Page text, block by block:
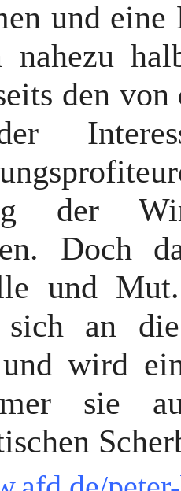
und eine
nahezu
den
der
Doch
und
sich an
wird
sie